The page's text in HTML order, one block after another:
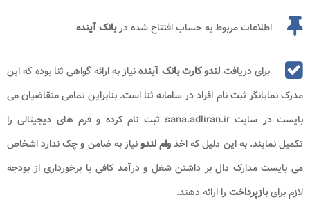
اطلاعات مربوط به حساب افتتاح شده دربانک آینده
برای دریافت لندو کارت بانک آیندهنیاز به ارائه گواهی ثنا بوده که این
مدرک نمایانگر ثبت نام افراد در سامانه ثنا است. بنابراین تمامی متقاضیان می
بایست در سایت sana.adliran.ir ثبت نام کرده و فرم های دیجیتالی را
تکمیل نمایند. به این دلیل که اخذوام لندونیاز به ضامن و چک ندارد اشخاص
می بایست مدارک دال بر داشتن شغل و درآمد کافی یا برخورداری از بودجه
لازم برایبازپرداخت را ارائه دهند.